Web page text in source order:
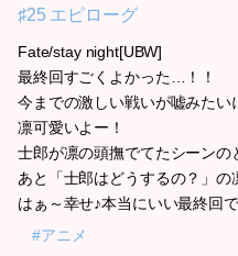
♯25 エピローグ
Fate/stay night[UBW]
最終回すごくよかった…！！
今までの激しい戦いが嘘みたい
凛可愛いよー！
士郎が凛の頭撫でてたシーンの
あと「士郎はどうするの？」の
はぁ～幸せ♪本当にいい最終回で
#アニメ